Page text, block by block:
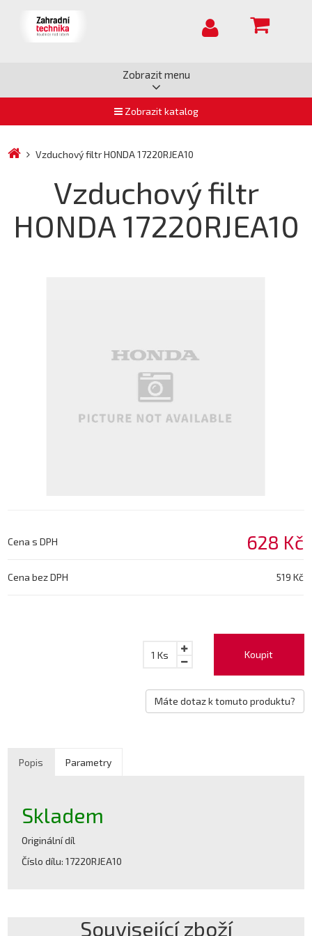
Zobrazit menu
Zobrazit katalog
Vzduchový filtr HONDA 17220RJEA10
Vzduchový filtr
HONDA 17220RJEA10
Cena s DPH 628 Kč
Cena bez DPH 519 Kč
Koupit
1 Ks
Máte dotaz k tomuto produktu?
Popis Parametry
Skladem
Originální díl
Číslo dílu: 17220RJEA10
Související zboží